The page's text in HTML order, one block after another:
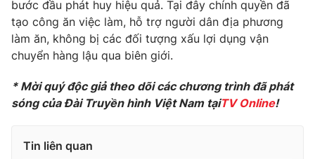
Nhân vật
Khán giả
Giải sao mai
Điện ảnh
Âm nhạc
Sao
Đời sống
Du lịch
Chất lượng cuộc sống
Giáo dục
Tuyển sinh
Công nghệ
Giao lưu trực tuyến
bước đầu phát huy hiệu quả. Tại đây chính quyền đã
tạo công ăn việc làm, hỗ trợ người dân địa phương
làm ăn, không bị các đối tượng xấu lợi dụng vận
chuyển hàng lậu qua biên giới.
* Mời quý độc giả theo dõi các chương trình đã phát
sóng của Đài Truyền hình Việt Nam tạiTV Online!
Tin liên quan